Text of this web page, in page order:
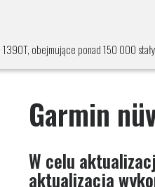
obejmujące ponad 150 000
Garmin
W celu
aktualizacja